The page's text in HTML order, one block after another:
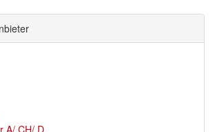
A/ CH/ D